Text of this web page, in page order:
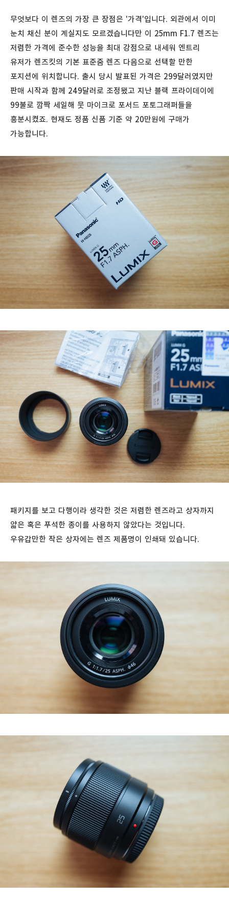
무엇보다 이 렌즈의 가장 큰 장점은 '가격'입니다. 외관에서 이미
눈치 채신 분이 계실지도 모르겠습니다만 이 25mm F1.7 렌즈는
저렴한 가격에 준수한 성능을 최대 강점으로 내세워 엔트리
유저가 렌즈킷의 기본 표준줌 렌즈 다음으로 선택할 만한
포지션에 위치합니다. 출시 당시 발표된 가격은 299달러였지만
판매 시작과 함께 249달러로 조정됐고 지난 블랙 프라이데이에
99불로 깜짝 세일해 뭇 마이크로 포서드 포토그래퍼들을
흥분시켰죠. 현재도 정품 신품 기준 약 20만원에 구매가
가능합니다.
패키지를 보고 다행이라 생각한 것은 저렴한 렌즈라고 상자까지
얇은 혹은 푸석한 종이를 사용하지 않았다는 것입니다.
우유갑만한 작은 상자에는 렌즈 제품명이 인쇄돼 있습니다.